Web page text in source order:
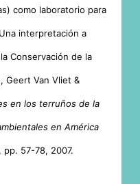
como laboratorio para
interpretación a
Conservación de la
Geert Van Vliet &
en los terruños de la
en América
pp. 57-78, 2007.